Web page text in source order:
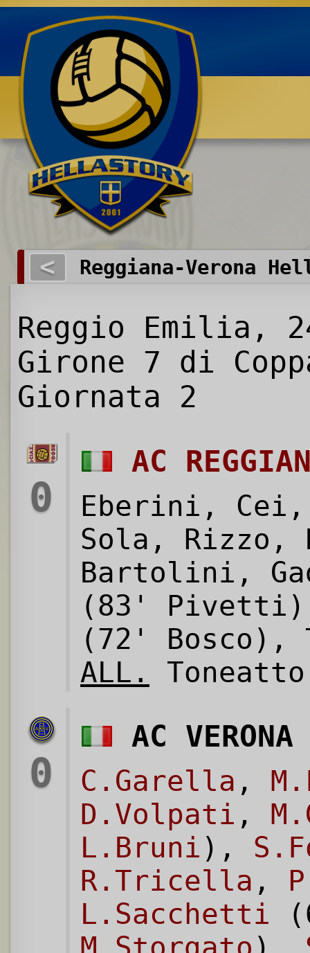
Benvenuti su HELLASTORY.net
< Reggiana-Verona
Reggio Emilia,
Girone 7 di
Giornata 2
0
AC
Eberini,
Sola, Rizzo,
Bartolini,
(83'
(72'
ALL.
Toneatto
0
AC
C.Garella ,
D.Volpati ,
L.Bruni ),
R.Tricella ,
L.Sacchetti